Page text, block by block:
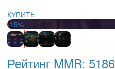
КУПИТЬ
-15%
Рейтинг MMR: 5186